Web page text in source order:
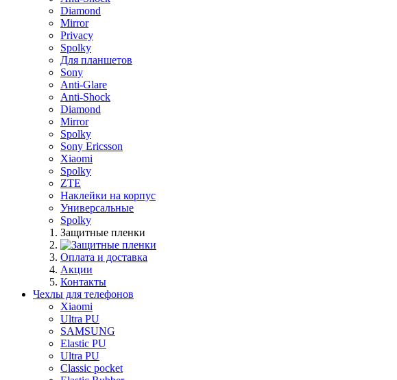
Diamond
Mirror
Privacy
Spolky
Для планшетов
Sony
Anti-Glare
Anti-Shock
Diamond
Mirror
Spolky
Sony Ericsson
Xiaomi
Spolky
ZTE
Наклейки на корпус
Универсальные
Spolky
Защитные пленки
Оплата и доставка
Акции
Контакты
Чехлы для телефонов
Xiaomi
Ultra PU
SAMSUNG
Elastic PU
Ultra PU
Classic pocket